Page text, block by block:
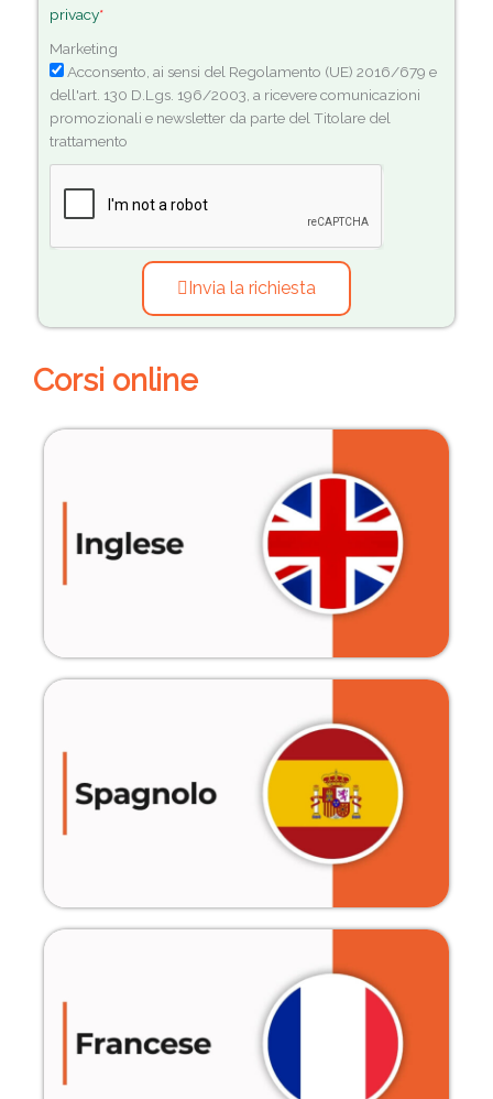
privacy*
Marketing
Acconsento, ai sensi del Regolamento (UE) 2016/679 e
dell'art. 130 D.Lgs. 196/2003, a ricevere comunicazioni
promozionali e newsletter da parte del Titolare del
trattamento
Invia la richiesta
Corsi online